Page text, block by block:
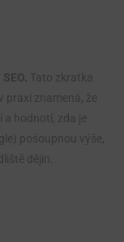
Tato zkratka
praxi znamená, že
hodnotí, zda je
pošoupnou výše,
dějin.